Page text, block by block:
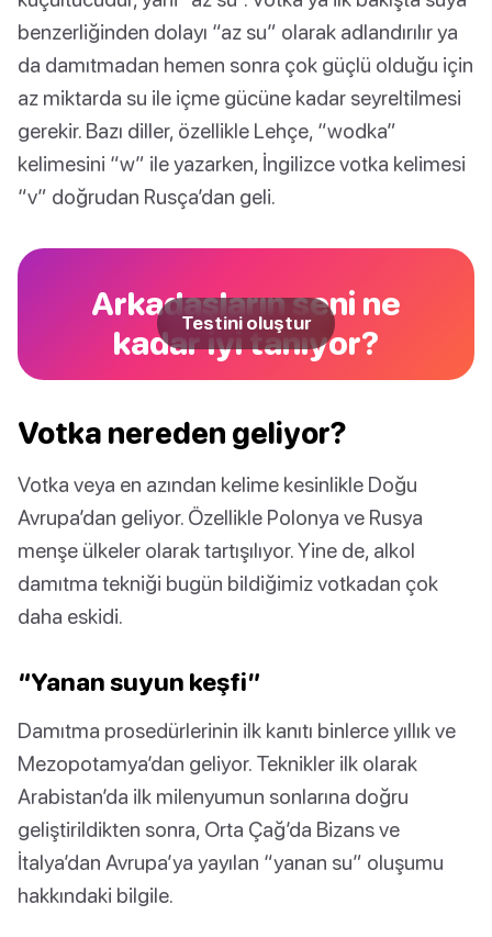
benzerliğinden dolayı “az su” olarak adlandırılır ya
da damıtmadan hemen sonra çok güçlü olduğu için
az miktarda su ile içme gücüne kadar seyreltilmesi
gerekir. Bazı diller, özellikle Lehçe, “wodka”
kelimesini “w” ile yazarken, İngilizce votka kelimesi
“v” doğrudan Rusça’dan geli.
Arkadaşların seni ne
kadar iyi tanıyor?
Testini oluştur
Votka nereden geliyor?
Votka veya en azından kelime kesinlikle Doğu
Avrupa’dan geliyor. Özellikle Polonya ve Rusya
menşe ülkeler olarak tartışılıyor. Yine de, alkol
damıtma tekniği bugün bildiğimiz votkadan çok
daha eskidi.
“Yanan suyun keşfi”
Damıtma prosedürlerinin ilk kanıtı binlerce yıllık ve
Mezopotamya’dan geliyor. Teknikler ilk olarak
Arabistan’da ilk milenyumun sonlarına doğru
geliştirildikten sonra, Orta Çağ’da Bizans ve
İtalya’dan Avrupa’ya yayılan “yanan su” oluşumu
hakkındaki bilgile.